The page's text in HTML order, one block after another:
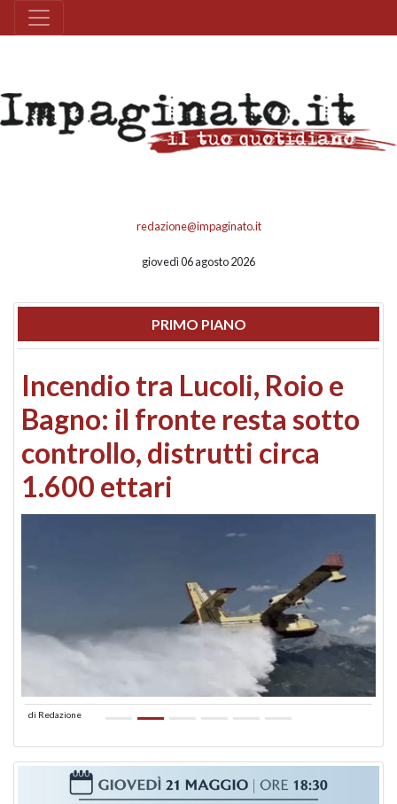
redazione@impaginato.it
giovedì 06 agosto 2026
PRIMO PIANO
Incendio tra Lucoli, Roio e
Bagno: il fronte resta sotto
controllo, distrutti circa
1.600 ettari
di Redazione